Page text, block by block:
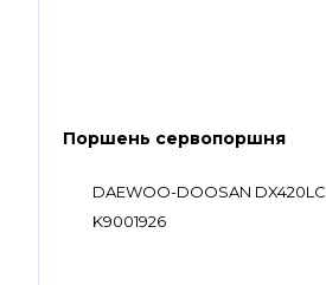
Поршень сервопоршня
DAEWOO-DOOSAN DX420LC
K9001926